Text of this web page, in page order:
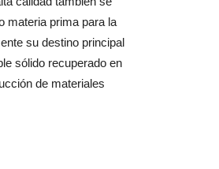
materia prima para la
su destino principal
sólido recuperado en
de materiales